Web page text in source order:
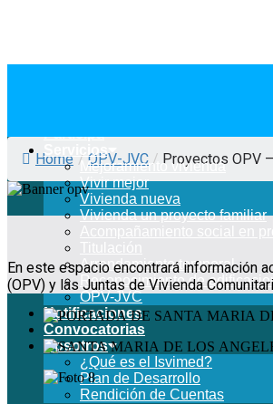
Participa
Servicios
Mejoramiento vivienda
Vivir mejor
Vivienda nueva
Vivienda un proyecto familiar
Acompañamiento social en
Arrendamiento temporal
Reconocimiento de
OPV-JVC
Notificaciones
Convocatorias
Nosotros
¿Qué es el Isvimed?
Plan de Desarrollo
Rendición de Cuentas
Home / OPV-JVC / Proyectos OPV
En este espacio encontrará información
(OPV) y las Juntas de Vivienda